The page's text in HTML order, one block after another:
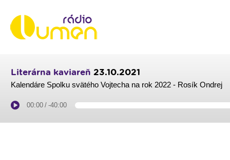
Literárna kaviareň 23.10.2021
Kalendáre Spolku svätého Vojtecha na rok 2022 - Rosík Ondrej
00:00 / -40:00